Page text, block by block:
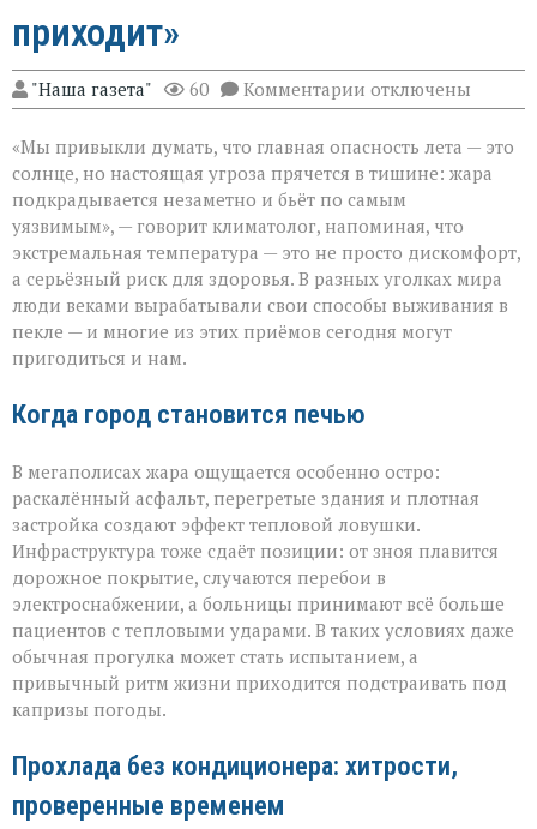
приходит»
"Наша газета" 60 Комментарии к
записи
не
просит
разрешения — она
просто
приходит»
отключены
«Мы привыкли думать, что главная опасность лета — это
солнце, но настоящая угроза прячется в тишине: жара
подкрадывается незаметно и бьёт по самым
уязвимым», — говорит климатолог, напоминая, что
экстремальная температура — это не просто дискомфорт,
а серьёзный риск для здоровья. В разных уголках мира
люди веками вырабатывали свои способы выживания в
пекле — и многие из этих приёмов сегодня могут
пригодиться и нам.
Когда город становится печью
В мегаполисах жара ощущается особенно остро:
раскалённый асфальт, перегретые здания и плотная
застройка создают эффект тепловой ловушки.
Инфраструктура тоже сдаёт позиции: от зноя плавится
дорожное покрытие, случаются перебои в
электроснабжении, а больницы принимают всё больше
пациентов с тепловыми ударами. В таких условиях даже
обычная прогулка может стать испытанием, а
привычный ритм жизни приходится подстраивать под
капризы погоды.
Прохлада без кондиционера: хитрости,
проверенные временем